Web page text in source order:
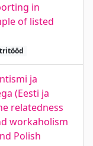
in
of listed
ja
(Eesti ja
relatedness
workaholism
Polish